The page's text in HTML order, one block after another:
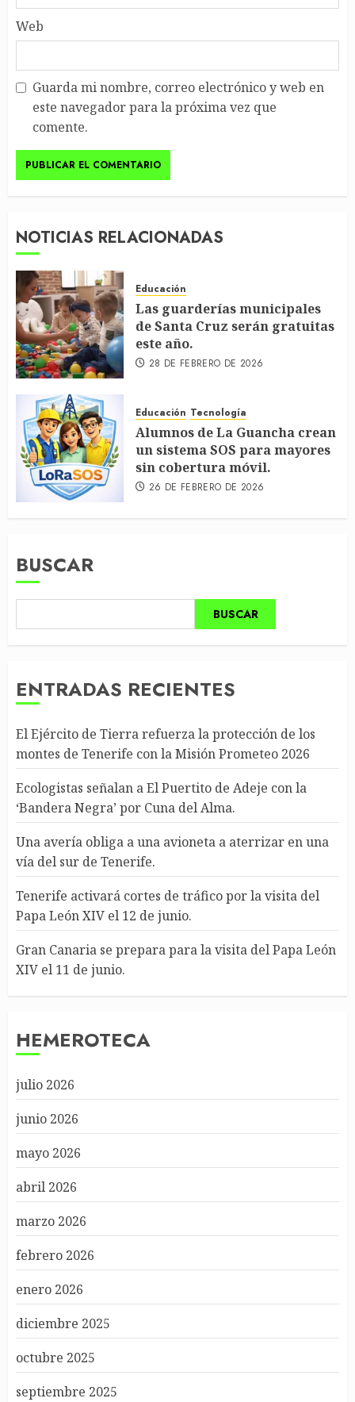
Web
Guarda mi nombre, correo electrónico y web en
este navegador para la próxima vez que
comente.
NOTICIAS RELACIONADAS
Educación
Las guarderías municipales
de Santa Cruz serán gratuitas
este año.
28 DE FEBRERO DE 2026
Educación Tecnología
Alumnos de La Guancha crean
un sistema SOS para mayores
sin cobertura móvil.
26 DE FEBRERO DE 2026
BUSCAR
BUSCAR
ENTRADAS RECIENTES
El Ejército de Tierra refuerza la protección de los
montes de Tenerife con la Misión Prometeo 2026
Ecologistas señalan a El Puertito de Adeje con la
‘Bandera Negra’ por Cuna del Alma.
Una avería obliga a una avioneta a aterrizar en una
vía del sur de Tenerife.
Tenerife activará cortes de tráfico por la visita del
Papa León XIV el 12 de junio.
Gran Canaria se prepara para la visita del Papa León
XIV el 11 de junio.
HEMEROTECA
julio 2026
junio 2026
mayo 2026
abril 2026
marzo 2026
febrero 2026
enero 2026
diciembre 2025
octubre 2025
septiembre 2025